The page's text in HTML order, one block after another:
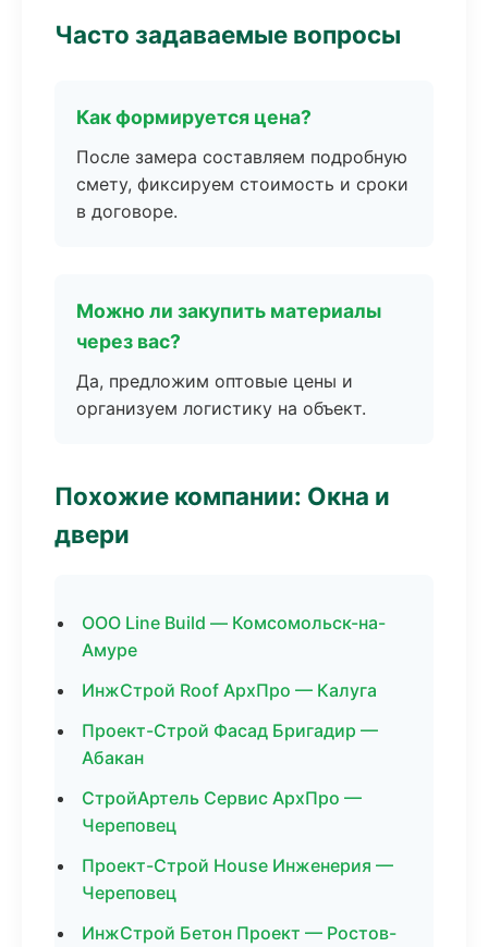
Часто задаваемые вопросы
Как формируется цена?
После замера составляем подробную
смету, фиксируем стоимость и сроки
в договоре.
Можно ли закупить материалы
через вас?
Да, предложим оптовые цены и
организуем логистику на объект.
Похожие компании: Окна и
двери
ООО Line Build — Комсомольск-на-
Амуре
ИнжСтрой Roof АрхПро — Калуга
Проект-Строй Фасад Бригадир —
Абакан
СтройАртель Сервис АрхПро —
Череповец
Проект-Строй House Инженерия —
Череповец
ИнжСтрой Бетон Проект — Ростов-